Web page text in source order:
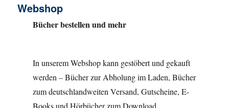
Webshop
Bücher bestellen und mehr
In unserem Webshop kann gestöbert und gekauft
werden – Bücher zur Abholung im Laden, Bücher
zum deutschlandweiten Versand, Gutscheine, E-
Books und Hörbücher zum Download.